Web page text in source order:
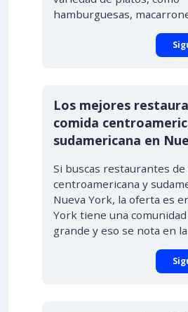
hamburguesas,
Los mejores
comida
sudamericana en
Si buscas restaurantes de
centroamericana y
Nueva York, la oferta es
York tiene una
grande y eso se nota en